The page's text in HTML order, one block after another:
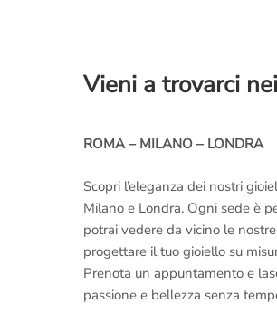
Vieni a trovarci
ROMA – MILANO – LONDRA
Scopri l’eleganza dei nostri
Milano e Londra. Ogni sede è
potrai vedere da vicino le
progettare il tuo gioiello su
Prenota un appuntamento e
passione e bellezza senza